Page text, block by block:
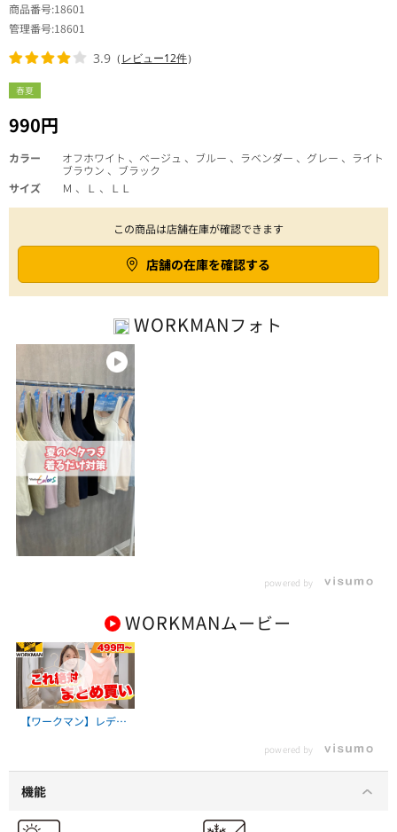
春夏
990円
商品番号 18601
管理番号 18601
3.9 （レビュー12件）
カラー
オフホワイト 、ベージュ 、ブルー 、ラベンダー 、グレー 、ライト
ブラウン 、ブラック
サイズ
Ｍ 、Ｌ 、ＬＬ
この商品は店舗在庫が確認できます
店舗の在庫を確認する
WORKMANフォト
powered by
WORKMANムービー
【ワークマン】レディ
快適すぎ…全部まとめ
買い案件
powered by
機能